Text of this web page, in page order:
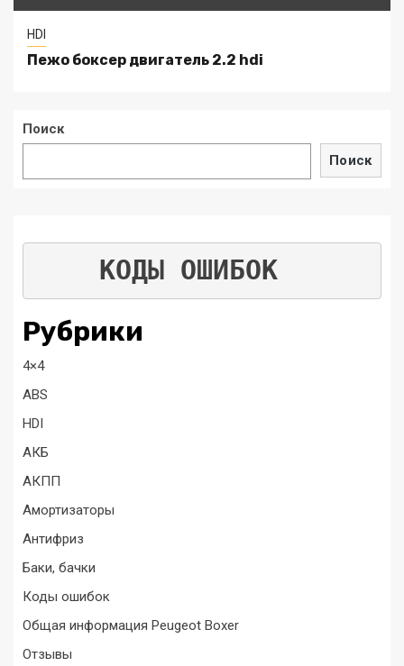
HDI
Пежо боксер двигатель 2.2 hdi
Поиск
Поиск
КОДЫ ОШИБОК
Рубрики
4×4
ABS
HDI
АКБ
АКПП
Амортизаторы
Антифриз
Баки, бачки
Коды ошибок
Общая информация Peugeot Boxer
Отзывы